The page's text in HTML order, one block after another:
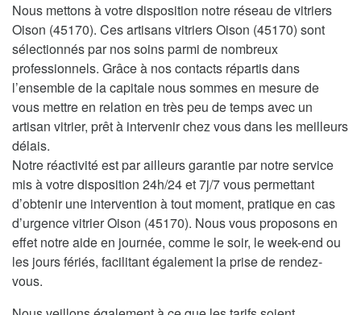
Nous mettons à votre disposition notre réseau de vitriers
Oison (45170). Ces artisans vitriers Oison (45170) sont
sélectionnés par nos soins parmi de nombreux
professionnels. Grâce à nos contacts répartis dans
l’ensemble de la capitale nous sommes en mesure de
vous mettre en relation en très peu de temps avec un
artisan vitrier, prêt à intervenir chez vous dans les meilleurs
délais.
Notre réactivité est par ailleurs garantie par notre service
mis à votre disposition 24h/24 et 7j/7 vous permettant
d’obtenir une intervention à tout moment, pratique en cas
d’urgence vitrier Oison (45170). Nous vous proposons en
effet notre aide en journée, comme le soir, le week-end ou
les jours fériés, facilitant également la prise de rendez-
vous.